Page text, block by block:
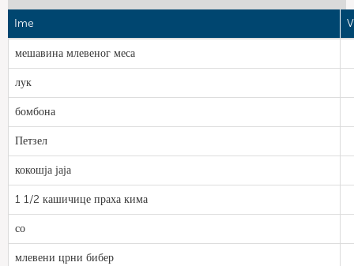
Ime
мешавина млевеног меса
лук
бомбона
Петзел
кокошја јаја
1 1/2 кашичице праха кима
со
млевени црни бибер